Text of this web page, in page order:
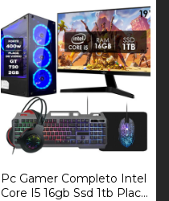
Pc Gamer Completo Intel
Core I5 16gb Ssd 1tb Placa